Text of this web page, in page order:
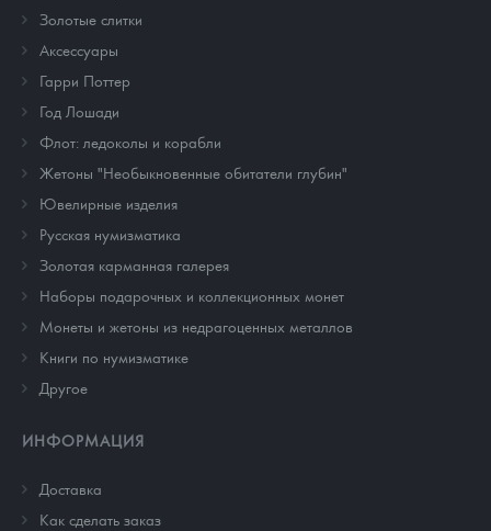
Золотые слитки
Аксессуары
Гарри Поттер
Год Лошади
Флот: ледоколы и корабли
Жетоны "Необыкновенные обитатели глубин"
Ювелирные изделия
Русская нумизматика
Золотая карманная галерея
Наборы подарочных и коллекционных монет
Монеты и жетоны из недрагоценных металлов
Книги по нумизматике
Другое
ИНФОРМАЦИЯ
Доставка
Как сделать заказ